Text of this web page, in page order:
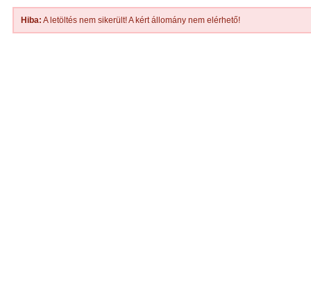
Hiba: A letöltés nem sikerült! A kért állomány nem elérhető!